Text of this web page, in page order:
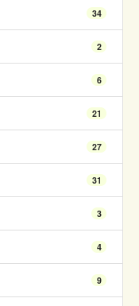
34
2
6
21
27
31
3
4
9